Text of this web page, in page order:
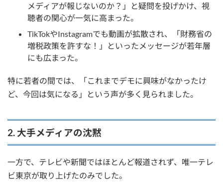
メディアが報じないのか？」と疑問を投げかけ、視
聴者の関心が一気に高まった。
TikTokやInstagramでも動画が拡散され、「財務省の
増税政策を許すな！」といったメッセージが若年層
にも広まった。
特に若者の間では、「これまでデモに興味がなかったけ
ど、今回は気になる」という声が多く見られました。
2. 大手メディアの沈黙
一方で、テレビや新聞ではほとんど報道されず、唯一テレ
ビ東京が取り上げたのみでした。